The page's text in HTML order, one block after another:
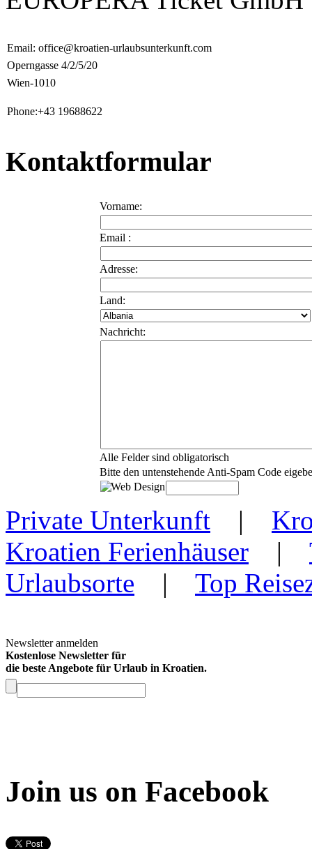
Email: office@kroatien-urlaubsunterkunft.com
Operngasse 4/2/5/20
Wien-1010
Phone:+43 19688622
Kontaktformular
Vorname:
Email :
Adresse:
Land:
Nachricht:
Alle Felder sind obligatorisch
Bitte den untenstehende Anti-Spam Code
Private Unterkunft |
Kroatien Ferienhäuser |
Urlaubsorte | Top
Newsletter anmelden
Kostenlose Newsletter für
die beste Angebote für Urlaub in Kroatien.
Join us on Facebook